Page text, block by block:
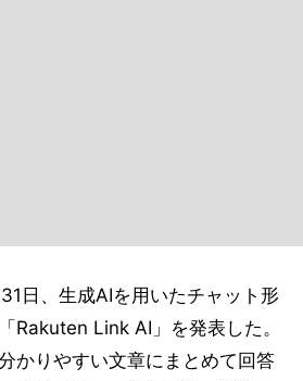
日、生成AIを用いたチャット形
Rakuten Link AI」を発表した。
かりやすい文章にまとめて回答